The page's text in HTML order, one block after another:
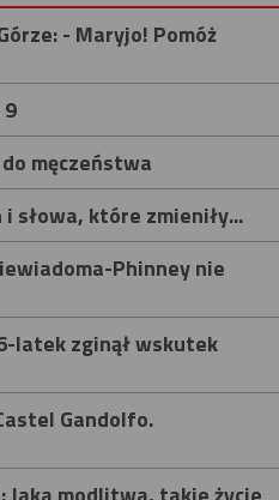
- Maryjo! Pomóż
9
męczeństwa
słowa, które zmieniły...
Phinney nie
latek zginął wskutek
Gandolfo.